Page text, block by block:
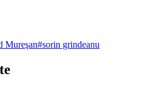
Mureşan#sorin grindeanu